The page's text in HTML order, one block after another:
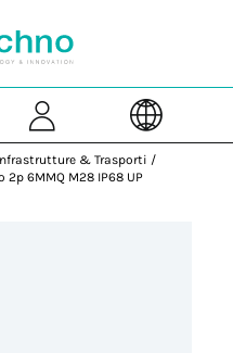
& Trasporti /
2p 6MMQ M28 IP68 UP